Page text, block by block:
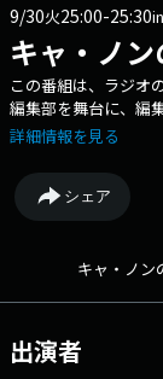
9/30火25:00-25:30
キャ・ノン
この番組は、ラジオ
編集部を舞台に、編
／KiSS KiSSメンバ
コンセプトである「
メ、アートなど様々
中。 またインタビ
カイブと地上波で
ca_non@interfm.jp
詳細情報を見る
シェア
キャ・ノン
出演者